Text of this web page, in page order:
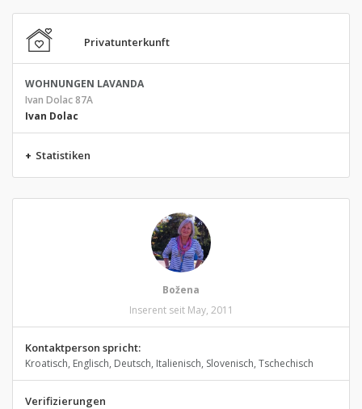
Privatunterkunft
WOHNUNGEN LAVANDA
Ivan Dolac 87A
Ivan Dolac
+ Statistiken
Božena
Inserent seit May, 2011
Kontaktperson spricht:
Kroatisch, Englisch, Deutsch, Italienisch, Slovenisch, Tschechisch
Verifizierungen